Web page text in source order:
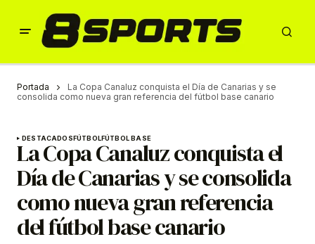
Portada
La Copa Canaluz conquista el Día de Canarias y se
consolida como nueva gran referencia del fútbol base canario
DESTACADOSFÚTBOLFÚTBOL BASE
La Copa Canaluz conquista el
Día de Canarias y se consolida
como nueva gran referencia
del fútbol base canario